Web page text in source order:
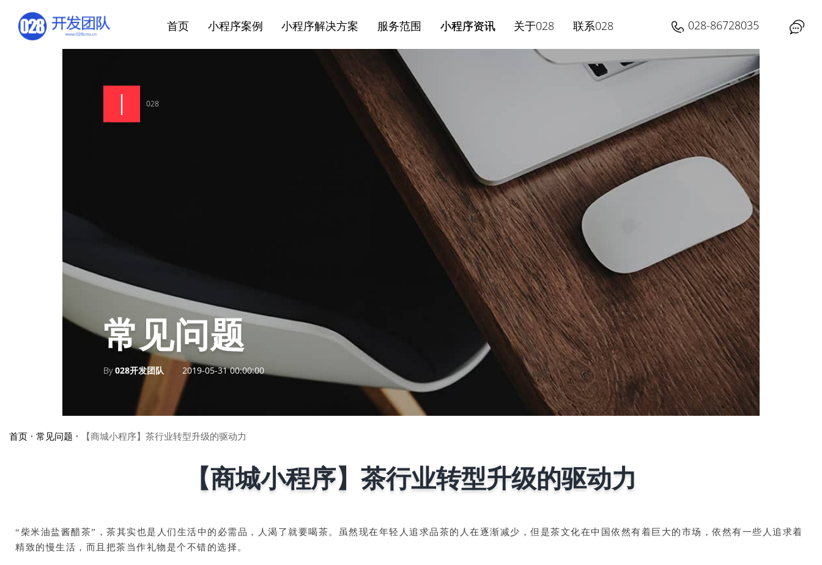
首页 小程序案例 小程序解决方案 服务范围 小程序资讯 关于028 联系028 028-86728035
028
常见问题
By028开发团队 2019-05-31 00:00:00
首页 • 常见问题 • 【商城小程序】茶行业转型升级的驱动力
【商城小程序】茶行业转型升级的驱动力
“柴米油盐酱醋茶”，茶其实也是人们生活中的必需品，人渴了就要喝茶。虽然现在年轻人追求品茶的人在逐渐减少，但是茶文化在中国依然有着巨大的市场，依然有一些人追求着
精致的慢生活， 而且 把茶当作礼物是个不错的选择。